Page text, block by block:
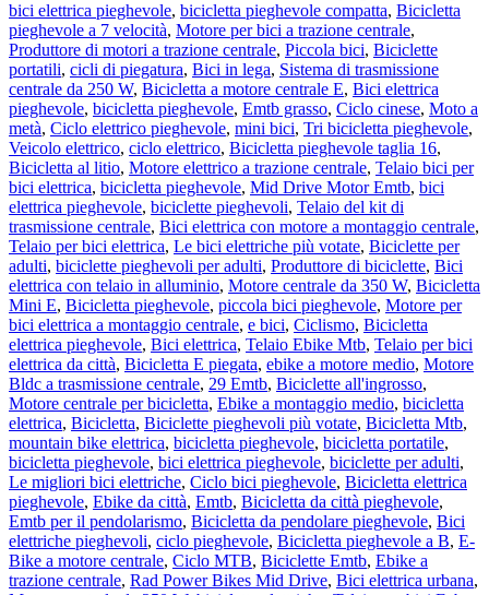
bici elettrica pieghevole, bicicletta pieghevole compatta, Bicicletta
pieghevole a 7 velocità, Motore per bici a trazione centrale,
Produttore di motori a trazione centrale, Piccola bici, Biciclette
portatili, cicli di piegatura, Bici in lega, Sistema di trasmissione
centrale da 250 W, Bicicletta a motore centrale E, Bici elettrica
pieghevole, bicicletta pieghevole, Emtb grasso, Ciclo cinese, Moto a
metà, Ciclo elettrico pieghevole, mini bici, Tri bicicletta pieghevole,
Veicolo elettrico, ciclo elettrico, Bicicletta pieghevole taglia 16,
Bicicletta al litio, Motore elettrico a trazione centrale, Telaio bici per
bici elettrica, bicicletta pieghevole, Mid Drive Motor Emtb, bici
elettrica pieghevole, biciclette pieghevoli, Telaio del kit di
trasmissione centrale, Bici elettrica con motore a montaggio centrale,
Telaio per bici elettrica, Le bici elettriche più votate, Biciclette per
adulti, biciclette pieghevoli per adulti, Produttore di biciclette, Bici
elettrica con telaio in alluminio, Motore centrale da 350 W, Bicicletta
Mini E, Bicicletta pieghevole, piccola bici pieghevole, Motore per
bici elettrica a montaggio centrale, e bici, Ciclismo, Bicicletta
elettrica pieghevole, Bici elettrica, Telaio Ebike Mtb, Telaio per bici
elettrica da città, Bicicletta E piegata, ebike a motore medio, Motore
Bldc a trasmissione centrale, 29 Emtb, Biciclette all'ingrosso,
Motore centrale per bicicletta, Ebike a montaggio medio, bicicletta
elettrica, Bicicletta, Biciclette pieghevoli più votate, Bicicletta Mtb,
mountain bike elettrica, bicicletta pieghevole, bicicletta portatile,
bicicletta pieghevole, bici elettrica pieghevole, biciclette per adulti,
Le migliori bici elettriche, Ciclo bici pieghevole, Bicicletta elettrica
pieghevole, Ebike da città, Emtb, Bicicletta da città pieghevole,
Emtb per il pendolarismo, Bicicletta da pendolare pieghevole, Bici
elettriche pieghevoli, ciclo pieghevole, Bicicletta pieghevole a B, E-
Bike a motore centrale, Ciclo MTB, Biciclette Emtb, Ebike a
trazione centrale, Rad Power Bikes Mid Drive, Bici elettrica urbana,